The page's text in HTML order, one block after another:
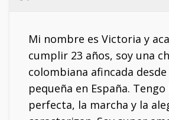
Mi nombre es Victoria y
cumplir 23 años, soy una
colombiana afincada
pequeña en España. Tengo
perfecta, la marcha y la